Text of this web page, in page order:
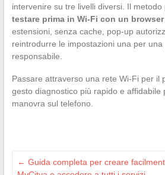
intervenire su tre livelli diversi. Il
testare prima in Wi-Fi con un
estensioni, senza cache, pop-up
reintrodurre le impostazioni una per
responsabile.
Passare attraverso una rete Wi-Fi per il
gesto diagnostico più rapido e affidabile
manovra sul telefono.
← Guida completa per creare